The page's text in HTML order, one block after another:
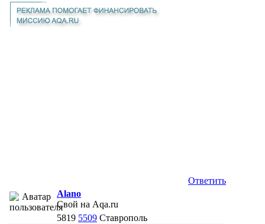
Ответить
Alano
Свой на Aqa.ru
5819 5509 Ставрополь